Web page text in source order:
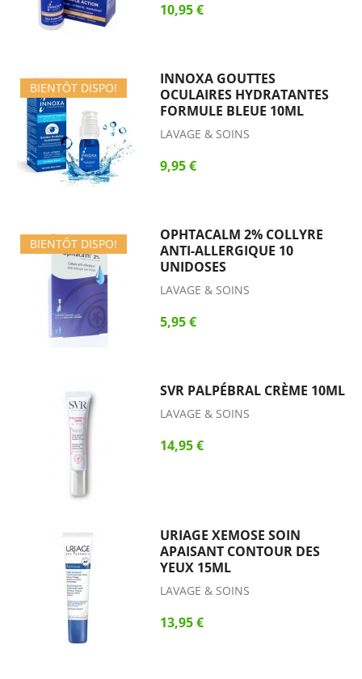
10,95 €
BIENTÔT DISPO!
INNOXA GOUTTES
OCULAIRES HYDRATANTES
FORMULE BLEUE 10ML
LAVAGE & SOINS
9,95 €
BIENTÔT DISPO!
OPHTACALM 2% COLLYRE
ANTI-ALLERGIQUE 10
UNIDOSES
LAVAGE & SOINS
5,95 €
SVR PALPÉBRAL CRÈME 10ML
LAVAGE & SOINS
14,95 €
URIAGE XEMOSE SOIN
APAISANT CONTOUR DES
YEUX 15ML
LAVAGE & SOINS
13,95 €